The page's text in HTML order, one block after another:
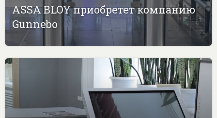
ASSA BLOY приобретет компанию
Gunnebo